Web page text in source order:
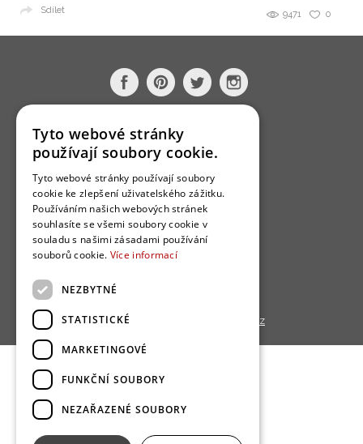
0
9471
Sdílet
O nás
Bydlo programy
Jak se zapojit?
Uživatelské podmínky
Ochrana osobních údajú
Cookies
Copyright © 2013 - 2026, Bydlo.cz
Tyto webové stránky
používají soubory cookie.
Tyto webové stránky používají soubory
cookie ke zlepšení uživatelského zážitku.
Používáním našich webových stránek
souhlasíte se všemi soubory cookie v
souladu s našimi zásadami používání
souborů cookie. Více informací
NEZBYTNÉ
STATISTICKÉ
MARKETINGOVÉ
FUNKČNÍ SOUBORY
NEZAŘAZENÉ SOUBORY